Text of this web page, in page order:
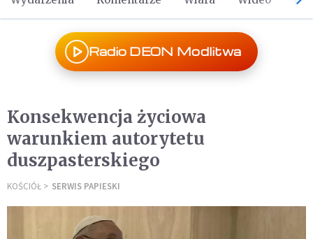
Radio DEON Modlitwa
Konsekwencja życiowa
warunkiem autorytetu
duszpasterskiego
KOŚCIÓŁ SERWIS PAPIESKI